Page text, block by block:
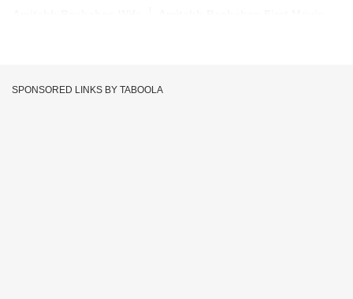
SPONSORED LINKS BY TABOOLA